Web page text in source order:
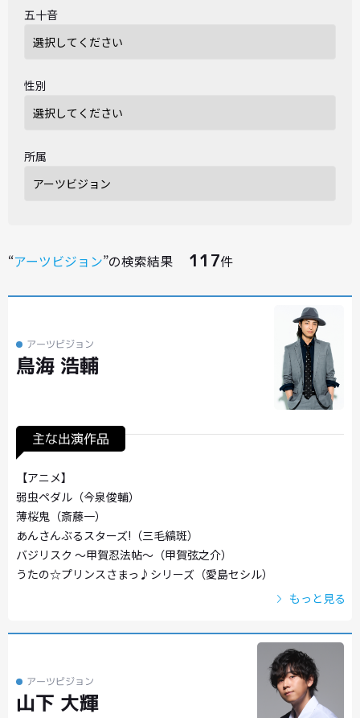
五十音
性別
所属
“アーツビジョン”の検索結果 117件
アーツビジョン
鳥海 浩輔
主な出演作品
【アニメ】
弱虫ペダル（今泉俊輔）
薄桜鬼（斎藤一）
あんさんぶるスターズ!（三毛縞斑）
バジリスク 〜甲賀忍法帖〜（甲賀弦之介）
うたの☆プリンスさまっ♪シリーズ（愛島セシル）
もっと見る
アーツビジョン
山下 大輝